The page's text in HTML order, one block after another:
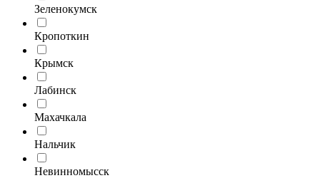
Зеленокумск
Кропоткин
Крымск
Лабинск
Махачкала
Нальчик
Невинномысск